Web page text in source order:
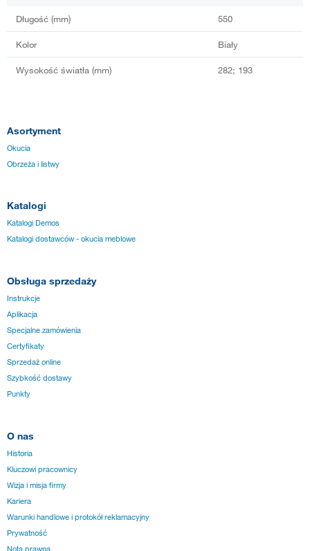
Długość (mm) 550
Kolor Biały
Wysokość światła (mm) 282; 193
Asortyment
Okucia
Obrzeża i listwy
Katalogi
Katalogi Demos
Katalogi dostawców - okucia meblowe
Obsługa sprzedaży
Instrukcje
Aplikacja
Specjalne zamówienia
Certyfikaty
Sprzedaż online
Szybkość dostawy
Punkty
O nas
Historia
Kluczowi pracownicy
Wizja i misja firmy
Kariera
Warunki handlowe i protokół reklamacyjny
Prywatność
Nota prawna